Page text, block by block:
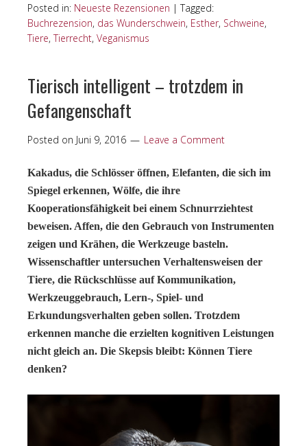
Posted in: Neueste Rezensionen |Tagged:
Buchrezension, das Wunderschwein, Esther, Schweine,
Tiere,Tierrecht, Veganismus
Tierisch intelligent – trotzdem in
Gefangenschaft
Posted on Juni 9, 2016 Leave a Comment
Kakadus, die Schlösser öffnen, Elefanten, die sich im
Spiegel erkennen, Wölfe, die ihre
Kooperationsfähigkeit bei einem Schnurrziehtest
beweisen. Affen, die den Gebrauch von Instrumenten
zeigen und Krähen, die Werkzeuge basteln.
Wissenschaftler untersuchen Verhaltensweisen der
Tiere, die Rückschlüsse auf Kommunikation,
Werkzeuggebrauch, Lern-, Spiel- und
Erkundungsverhalten geben sollen. Trotzdem
erkennen manche die erzielten kognitiven Leistungen
nicht gleich an. Die Skepsis bleibt: Können Tiere
denken?